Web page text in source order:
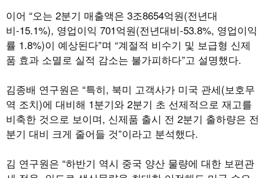
이어 “오는 2분기 매출액은 3조8654억원(전년대
비-15.1%), 영업이익 701억원(전년대비-53.8%, 영업이익
률 1.8%)이 예상된다”며 “계절적 비수기 및 보급형 신제
품 효과 소멸로 실적 감소는 불가피하다”고 설명했다.
김종배 연구원은 “특히, 북미 고객사가 미국 관세(보호무
역 조치)에 대비해 1분기와 2분기 초 선제적으로 재고를
비축한 것으로 보이며, 신제품 출시 전 2분기 출하량은 전
분기 대비 크게 줄어들 것”이라고 분석했다.
김 연구원은 “하반기 역시 중국 양산 물량에 대한 보편관